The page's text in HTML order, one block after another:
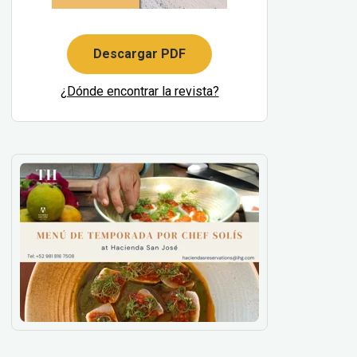
Descargar PDF
¿Dónde encontrar la revista?